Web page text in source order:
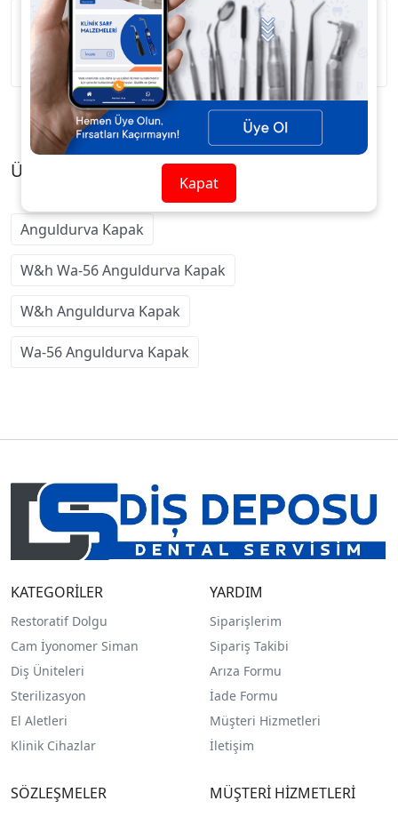
W&H WA-56 Anguldurva Kapak
Ürün Etiketleri
Anguldurva Kapak
W&h Wa-56 Anguldurva Kapak
W&h Anguldurva Kapak
Wa-56 Anguldurva Kapak
KATEGORİLER
Restoratif Dolgu
Cam İyonomer Siman
Diş Üniteleri
Sterilizasyon
El Aletleri
Klinik Cihazlar
YARDIM
Siparişlerim
Sipariş Takibi
Arıza Formu
İade Formu
Müşteri Hizmetleri
İletişim
SÖZLEŞMELER MÜŞTERİ HİZMETLERİ
Kapat